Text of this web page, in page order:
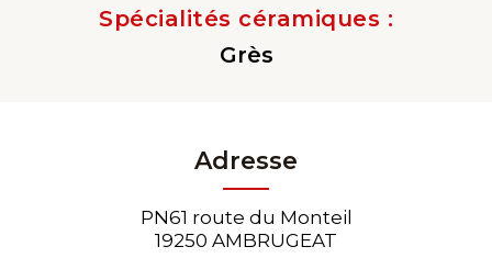
Spécialités céramiques :
Grès
Adresse
PN61 route du Monteil
19250 AMBRUGEAT